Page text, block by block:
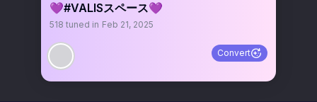
💜#VALISスペース💜
518 tuned in Feb 21, 2025
Convert